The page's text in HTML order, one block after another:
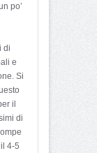
po’
di
e
Si
il
di
4-5